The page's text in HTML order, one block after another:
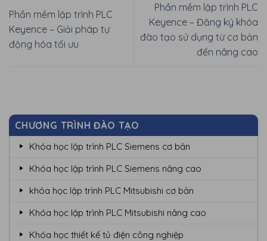
Phần mềm lập trình PLC
Keyence – Giải pháp tự
động hóa tối ưu
Phần mềm lập trình PLC
Keyence – Đăng ký khóa
đào tạo sử dụng từ cơ bản
đến nâng cao
CHƯƠNG TRÌNH ĐÀO TẠO
Khóa học lập trình PLC Siemens cơ bản
Khóa học lập trình PLC Siemens nâng cao
khóa học lập trình PLC Mitsubishi cơ bản
Khóa học lập trình PLC Mitsubishi nâng cao
Khóa học thiết kế tủ điện công nghiệp